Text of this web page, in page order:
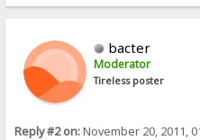
bacter
Moderator
Tireless poster
Reply #2 on:November 20, 2011,